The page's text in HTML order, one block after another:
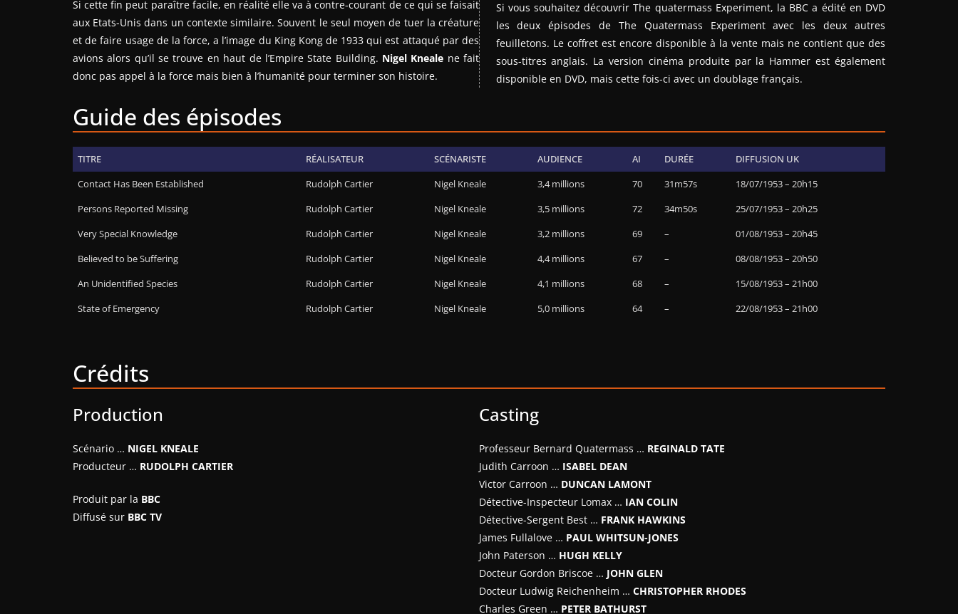
Si cette fin peut paraître facile, en réalité elle va à contre-courant de ce qui se faisait
aux Etats-Unis dans un contexte similaire. Souvent le seul moyen de tuer la créature
et de faire usage de la force, a l’image du King Kong de 1933 qui est attaqué par des
avions alors qu’il se trouve en haut de l’Empire State Building. Nigel Kneale ne fait
donc pas appel à la force mais bien à l’humanité pour terminer son histoire.
Si vous souhaitez découvrir The quatermass Experiment, la BBC a édité en DVD
les deux épisodes de The Quatermass Experiment avec les deux autres
feuilletons. Le coffret est encore disponible à la vente mais ne contient que des
sous-titres anglais. La version cinéma produite par la Hammer est également
disponible en DVD, mais cette fois-ci avec un doublage français.
Guide des épisodes
TITRE RÉALISATEUR SCÉNARISTE AUDIENCE AI DURÉE
DIFFUSION UK
Contact Has Been Established
Rudolph Cartier Nigel Kneale 3,4 millions 70 31m57s
18/07/1953 – 20h15
Persons Reported Missing
Rudolph Cartier Nigel Kneale 3,5 millions 72 34m50s
25/07/1953 – 20h25
Very Special Knowledge
Rudolph Cartier Nigel Kneale 3,2 millions 69 –
01/08/1953 – 20h45
Believed to be Suffering
Rudolph Cartier Nigel Kneale 4,4 millions 67 –
08/08/1953 – 20h50
An Unidentified Species
Rudolph Cartier Nigel Kneale 4,1 millions 68 –
15/08/1953 – 21h00
State of Emergency
Rudolph Cartier Nigel Kneale 5,0 millions 64 – 22/08/1953 – 21h00
Crédits
Production
Scénario … NIGEL KNEALE
Producteur … RUDOLPH CARTIER
Produit par la BBC
Diffusé sur BBC TV
Casting
Professeur Bernard Quatermass … REGINALD TATE
Judith Carroon … ISABEL DEAN
Victor Carroon … DUNCAN LAMONT
Détective-Inspecteur Lomax … IAN COLIN
Détective-Sergent Best … FRANK HAWKINS
James Fullalove … PAUL WHITSUN-JONES
John Paterson … HUGH KELLY
Docteur Gordon Briscoe … JOHN GLEN
Docteur Ludwig Reichenheim … CHRISTOPHER RHODES
Charles Green … PETER BATHURST